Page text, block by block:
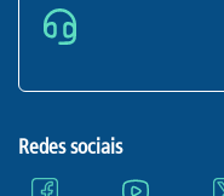
Redes sociais